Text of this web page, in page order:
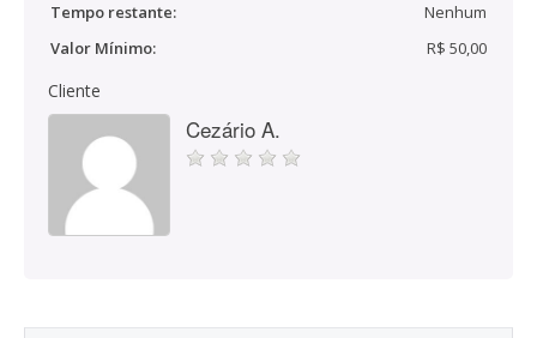
Tempo restante:
Nenhum
Valor Mínimo:
R$ 50,00
Cliente
Cezário A.